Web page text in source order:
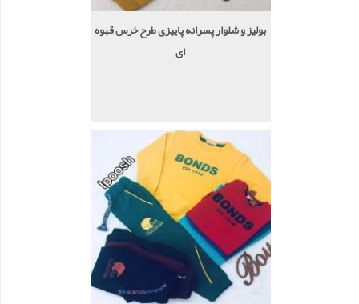
بولیز و شلوار پسرانه پاییزی طرح خرس قهوه
ای